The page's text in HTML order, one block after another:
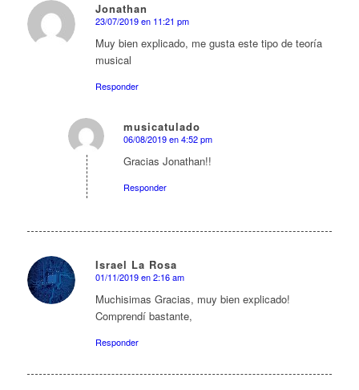
Jonathan
Dice:
23/07/2019 en 11:21 pm
Muy bien explicado, me gusta este tipo de teoría
musical
Responder
musicatulado
Dice:
06/08/2019 en 4:52 pm
Gracias Jonathan!!
Responder
Israel La Rosa
Dice:
01/11/2019 en 2:16 am
Muchisimas Gracias, muy bien explicado!
Comprendí bastante,
Responder